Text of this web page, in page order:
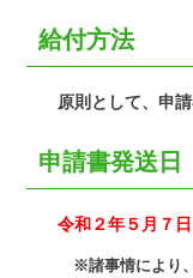
給付方法
原則として、申
申請書発送日
令和２年５月７
※諸事情により